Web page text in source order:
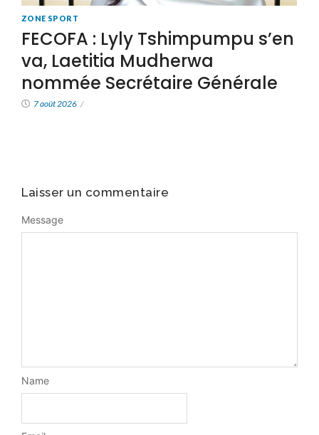
ZONE SPORT
FECOFA : Lyly Tshimpumpu s’en
va, Laetitia Mudherwa
nommée Secrétaire Générale
7 août 2026 /
Laisser un commentaire
Message
Name